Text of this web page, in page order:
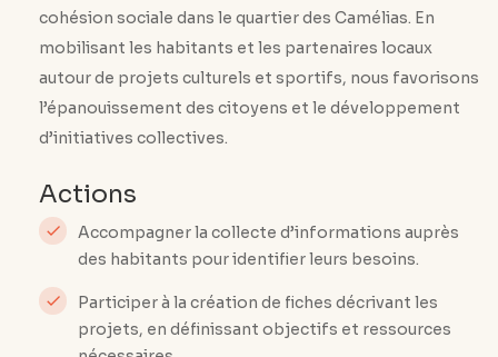
cohésion sociale dans le quartier des Camélias. En
mobilisant les habitants et les partenaires locaux
autour de projets culturels et sportifs, nous favorisons
l’épanouissement des citoyens et le développement
d’initiatives collectives.
Actions
Accompagner la collecte d’informations auprès
des habitants pour identifier leurs besoins.
Participer à la création de fiches décrivant les
projets, en définissant objectifs et ressources